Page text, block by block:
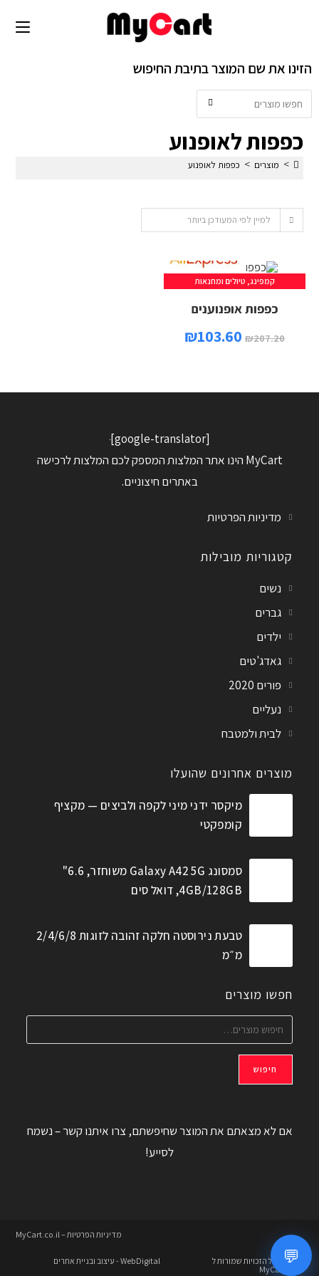
הזינו את שם המוצר בתיבת החיפוש
כפפות לאופנוע
> מוצרים > כפפות לאופנוע
למיין לפי המעודכן ביותר
קמפינג, טיולים ומחנאות
כפפות אופנוענים
₪207.20
₪103.60
[google-translator]
MyCart הינו אתר המלצות המספק לכם המלצות לרכישה
באתרים חיצוניים.
מדיניות הפרטיות
קטגוריות מובילות
נשים
גברים
ילדים
גאדג'טים
פורים 2020
נעליים
לבית ולמטבח
מוצרים אחרונים שהועלו
מיקסר ידני מיני לקפה ולביצים — מקציף
קומפקטי
סמסונג Galaxy A42 5G משוחזר, 6.6"
4GB/128GB, דואל סים
טבעת נירוסטה חלקה זהובה לזוגות 2/4/6/8
מ״מ
חפשו מוצרים
חיפוש
אם לא מצאתם את המוצר שחיפשתם, צרו איתנו קשר – נשמח
לסייע!
מדיניות הפרטיות – MyCart.co.il
© 2026 כל הזכויות שמורות ל
MyCart.co.il
WebDigital- עיצוב ובניית אתרים 💬